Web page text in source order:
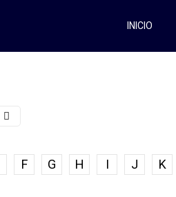
INICIO
F G H I J K